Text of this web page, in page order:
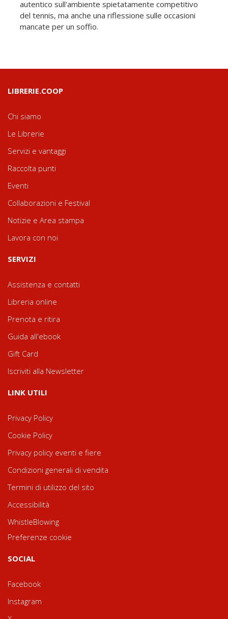
autentico sull'ambiente spietatamente competitivo
del tennis, ma anche una riflessione sulle occasioni
mancate per un soffio.
LIBRERIE.COOP
Chi siamo
Le Librerie
Servizi e vantaggi
Raccolta punti
Eventi
Collaborazioni e Festival
Notizie e Area stampa
Lavora con noi
SERVIZI
Assistenza e contatti
Libreria online
Prenota e ritira
Guida all'ebook
Gift Card
Iscriviti alla Newsletter
LINK UTILI
Privacy Policy
Cookie Policy
Privacy policy eventi e fiere
Condizioni generali di vendita
Termini di utilizzo del sito
Accessibilità
WhistleBlowing
Preferenze cookie
SOCIAL
Facebook
Instagram